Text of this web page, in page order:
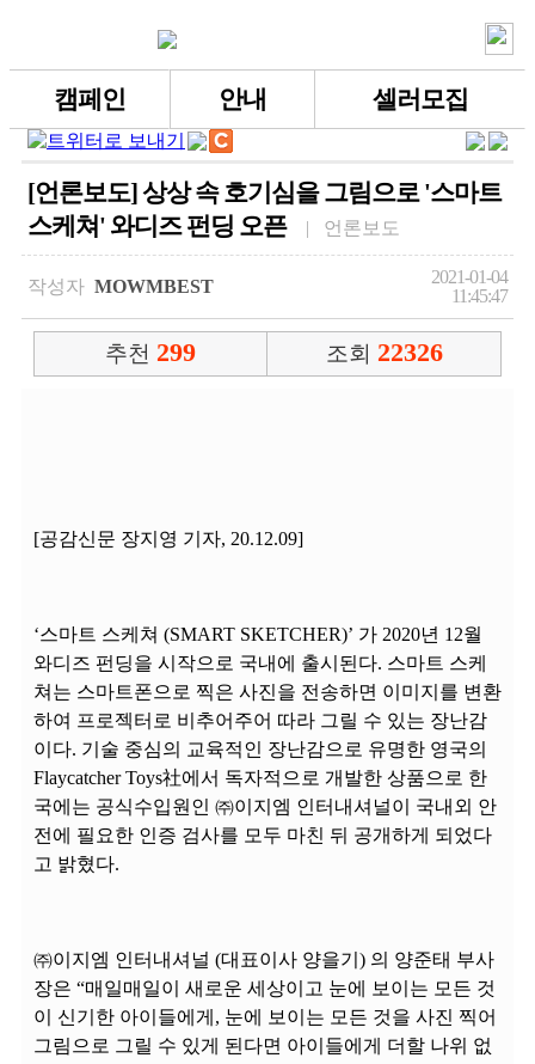
캠페인 안내 셀러모집
[언론보도] 상상 속 호기심을 그림으로 '스마트
스케쳐' 와디즈 펀딩 오픈
| 언론보도
작성자 MOWMBEST
2021-01-04
11:45:47
추천 299 조회 22326
[공감신문 장지영 기자, 20.12.09]
‘스마트 스케쳐 (SMART SKETCHER)’ 가 2020년 12월
와디즈 펀딩을 시작으로 국내에 출시된다. 스마트 스케
쳐는 스마트폰으로 찍은 사진을 전송하면 이미지를 변환
하여 프로젝터로 비추어주어 따라 그릴 수 있는 장난감
이다. 기술 중심의 교육적인 장난감으로 유명한 영국의
Flaycatcher Toys社에서 독자적으로 개발한 상품으로 한
국에는 공식수입원인 ㈜이지엠 인터내셔널이 국내외 안
전에 필요한 인증 검사를 모두 마친 뒤 공개하게 되었다
고 밝혔다.
㈜이지엠 인터내셔널 (대표이사 양을기) 의 양준태 부사
장은 “매일매일이 새로운 세상이고 눈에 보이는 모든 것
이 신기한 아이들에게, 눈에 보이는 모든 것을 사진 찍어
그림으로 그릴 수 있게 된다면 아이들에게 더할 나위 없